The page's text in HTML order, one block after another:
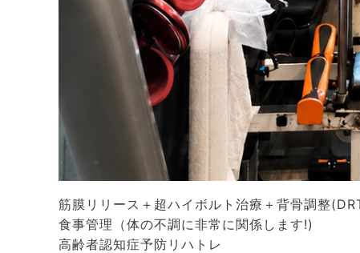
筋膜リリース＋超ハイボルト治療＋背骨調整
食事管理（体の不調に非常に関係します!)
高齢者認知症予防リハトレ